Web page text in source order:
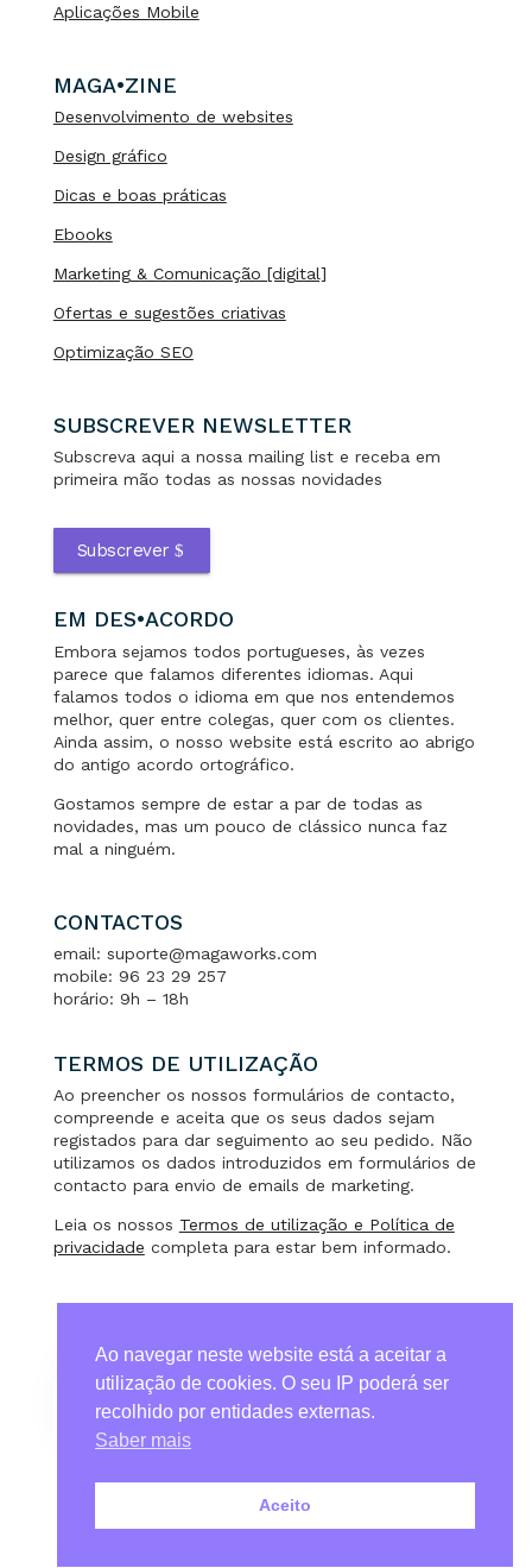
Aplicações Mobile
MAGA•ZINE
Desenvolvimento de websites
Design gráfico
Dicas e boas práticas
Ebooks
Marketing & Comunicação [digital]
Ofertas e sugestões criativas
Optimização SEO
SUBSCREVER NEWSLETTER
Subscreva aqui a nossa mailing list e receba em
primeira mão todas as nossas novidades
Subscrever
EM DES•ACORDO
Embora sejamos todos portugueses, às vezes
parece que falamos diferentes idiomas. Aqui
falamos todos o idioma em que nos entendemos
melhor, quer entre colegas, quer com os clientes.
Ainda assim, o nosso website está escrito ao abrigo
do antigo acordo ortográfico.
Gostamos sempre de estar a par de todas as
novidades, mas um pouco de clássico nunca faz
mal a ninguém.
CONTACTOS
email: suporte@magaworks.com
mobile: 96 23 29 257
horário: 9h – 18h
TERMOS DE UTILIZAÇÃO
Ao preencher os nossos formulários de contacto,
compreende e aceita que os seus dados sejam
registados para dar seguimento ao seu pedido. Não
utilizamos os dados introduzidos em formulários de
contacto para envio de emails de marketing.
Leia os nossos Termos de utilização e Política de
privacidade completa para estar bem informado.
Termos de Utilização & Política de Privacidade
Powered by MAGAWORKS - Marca registada |
Ao navegar neste website está a aceitar a
utilização de cookies. O seu IP poderá ser
recolhido por entidades externas.
Saber mais
Aceito